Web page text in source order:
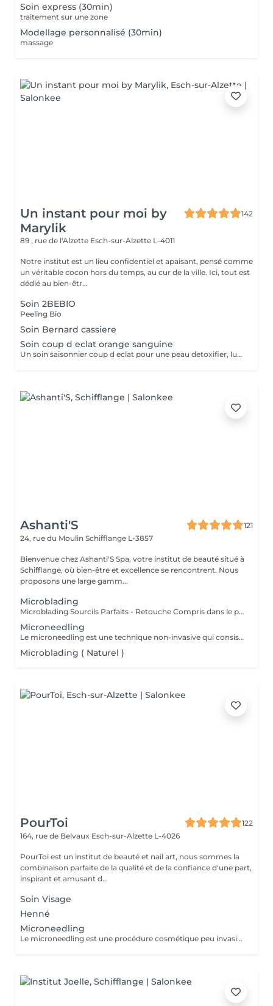
Soin express (30min)
traitement sur une zone
Modellage personnalisé (30min)
massage
Un instant pour moi by
Marylik
142
89 , rue de l'Alzette Esch-sur-Alzette L-4011
Notre institut est un lieu confidentiel et apaisant, pensé comme
un véritable cocon hors du temps, au cur de la ville. Ici, tout est
dédié au bien-êtr...
Soin 2BEBIO
Peeling Bio
Soin Bernard cassiere
Soin coup d eclat orange sanguine
Un soin saisonnier coup d eclat pour une peau detoxifier, lumineuse Digitopression et massage aux pierres de gua sha
Ashanti'S
121
24, rue du Moulin Schifflange L-3857
Bienvenue chez Ashanti'S Spa, votre institut de beauté situé à
Schifflange, où bien-être et excellence se rencontrent. Nous
proposons une large gamm...
Microblading
Microblading Sourcils Parfaits - Retouche Compris dans le prix. Un sourcil dessiné avec précision poil à poil, pour un résultat ultra-naturel qui sublime votre regard. Chaque prestation est personnalisée selon la forme de votre visage, votre style et vos envies, pour un effet harmonieux et élégant. Bienfaits : Sourcils pleins et parfaitement dessinés Résultat naturel, comme vos vrais poils Gain de temps au quotidien : fini le maquillage des sourcils Retouche possible pour un effet durable Résultat : un regard sublimé, structuré et naturel, qui attire tous les regards Sur rendez-vous !
Microneedling
Le microneedling est une technique non-invasive qui consiste à créer des micro-perforations sur la peau à l'aide d'une pièce à main équipée de micro-aiguilles. A chaque passage, celles-ci stimulent l'épiderme et agissent sur la circulation sanguine. La production d'élastine, de fibroblastes et de collagène, responsables de l'élasticité et de la fermeté de la peau, est relancée, ce qui densifie le derme et booste sa qualité.
Microblading ( Naturel )
PourToi
122
164, rue de Belvaux Esch-sur-Alzette L-4026
PourToi est un institut de beauté et nail art, nous sommes la
combinaison parfaite de la qualité et de la confiance d'une part,
inspirant et amusant d...
Soin Visage
Henné
Microneedling
Le microneedling est une procédure cosmétique peu invasive qui utilise de fines aiguilles pour percer légèrement la peau, stimulant ainsi la production de collagène et d'élastine. Elle améliore l'apparence des cicatrices d'acné, rides, pores dilatés et texture irrégulière. Réalisée avec un dermaroller ou dermapen, elle est rapide à récupérer, souvent associée à des sérums pour de meilleurs résultats.